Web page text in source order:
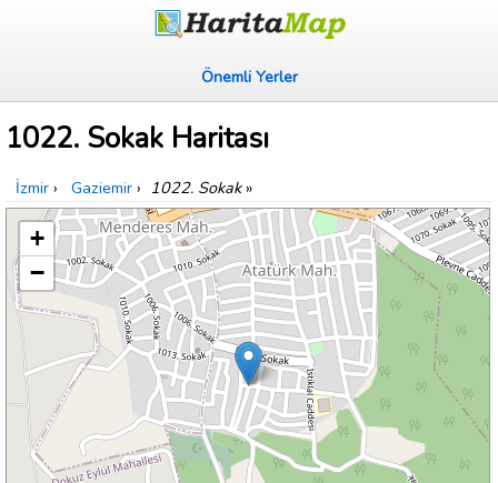
Önemli Yerler
1022. Sokak Haritası
İzmir › Gaziemir › 1022. Sokak»
+
−